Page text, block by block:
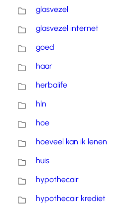
glasvezel
glasvezel internet
goed
haar
herbalife
hln
hoe
hoeveel kan ik lenen
huis
hypothecair
hypothecair krediet